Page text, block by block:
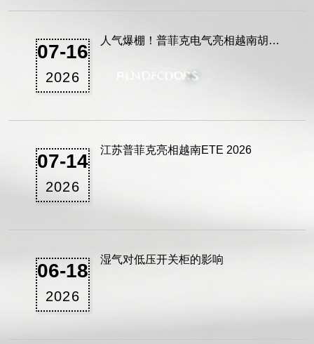
07-16
2026
人气爆棚！普菲克电气亮相越南胡志
07-14
2026
江苏普菲克亮相越南ETE 2026
06-18
2026
湿气对低压开关柜的影响